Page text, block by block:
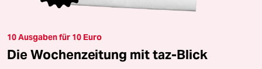
10 Ausgaben für 10 Euro
Die Wochenzeitung mit taz-Blick